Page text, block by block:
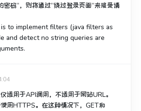
码“，则将通过“绕过登录页面”来接受请
to implement filters (java filters as
and detect no string queries are
适用于API调用，不适用于网站URL。
用HTTPS。 在这种情况下，GET和